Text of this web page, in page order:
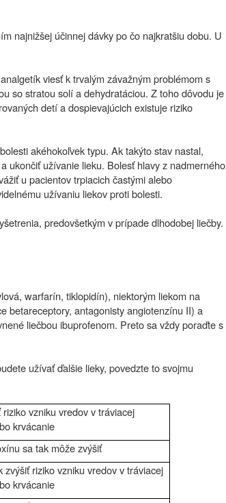
najnižšej účinnej dávky po čo najkratšiu dobu. U
viesť k trvalým závažným problémom s
so stratou solí a dehydratáciou. Z toho dôvodu je
detí a dospievajúcich existuje riziko
akéhokoľvek typu. Ak takýto stav nastal,
ukončiť užívanie lieku. Bolesť hlavy z nadmerného
u pacientov trpiacich častými alebo
užívaniu liekov proti bolesti.
predovšetkým v prípade dlhodobej liečby.
warfarín, tiklopidín), niektorým liekom na
betareceptory, antagonisty angiotenzínu II) a
liečbou ibuprofenom. Preto sa vždy poraďte s
užívať ďalšie lieky, povedzte to svojmu
riziko vzniku vredov v tráviacej
krvácanie
sa tak môže zvýšiť
zvýšiť riziko vzniku vredov v tráviacej
krvácanie